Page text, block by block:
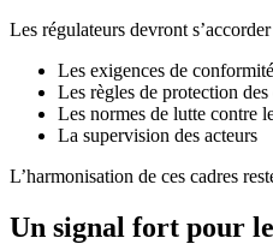
Les régulateurs devront
Les exigences de conformité
Les règles de protection
Les normes de lutte contre
La supervision des acteurs
L’harmonisation de ces cadres
Un signal fort pour